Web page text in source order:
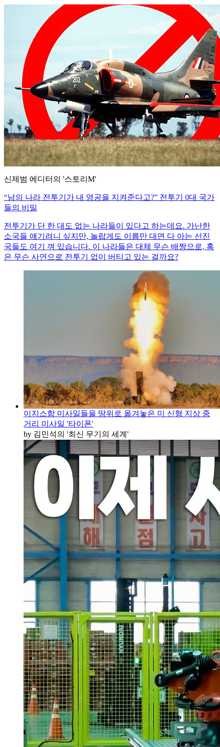
신제범 에디터의 '스토리M'
“남의 나라 전투기가 내 영공을 지켜준다고?” 전투기 0대 국가
들의 비밀
전투기가 단 한 대도 없는 나라들이 있다고 하는데요. 가난한
소국들 얘기려니 싶지만, 놀랍게도 이름만 대면 다 아는 선진
국들도 여기 껴 있습니다. 이 나라들은 대체 무슨 배짱으로, 혹
은 무슨 사연으로 전투기 없이 버티고 있는 걸까요?
이지스함 미사일들을 땅위로 옮겨놓은 미 신형 지상 중
거리 미사일 '타이폰'
by 김민석의 '최신 무기의 세계'